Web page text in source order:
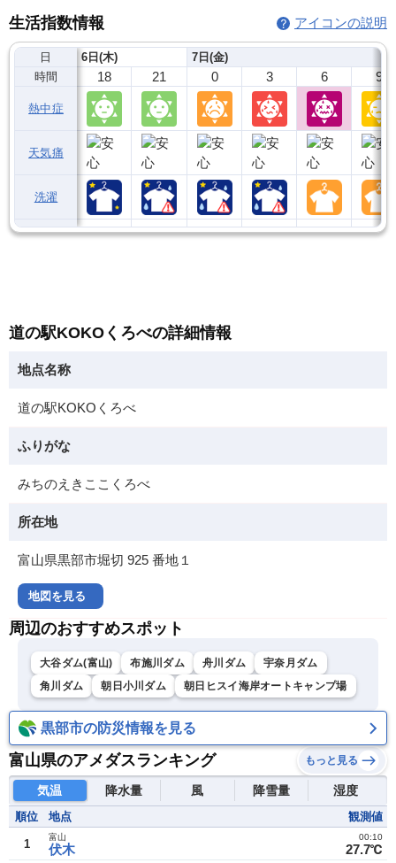
生活指数情報 アイコンの説明
日
時間
熱中症
天気痛
洗濯
6日(木)
18 21
7日(金)
0 3 6 9
道の駅KOKOくろべの詳細情報
地点名称
道の駅KOKOくろべ
ふりがな
みちのえきここくろべ
所在地
富山県黒部市堀切 925 番地１
地図を見る
周辺のおすすめスポット
大谷ダム(富山) 布施川ダム 舟川ダム
宇奈月ダム
角川ダム
朝日小川ダム 朝日ヒスイ海岸オートキャンプ場
黒部市の防災情報を見る
富山県のアメダスランキング もっと見る
気温 降水量 風 降雪量 湿度
順位 地点 観測値
1 伏木
富山
27.7℃
00:10